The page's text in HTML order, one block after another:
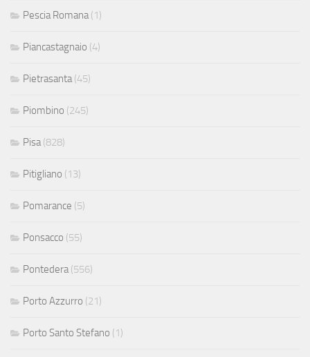
Pescia Romana (1)
Piancastagnaio (4)
Pietrasanta (45)
Piombino (245)
Pisa (828)
Pitigliano (13)
Pomarance (5)
Ponsacco (55)
Pontedera (556)
Porto Azzurro (21)
Porto Santo Stefano (1)